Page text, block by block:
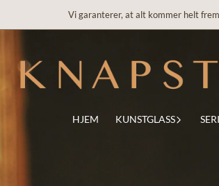
Vi garanterer, at alt kommer helt
HJEM KUNSTGLASS